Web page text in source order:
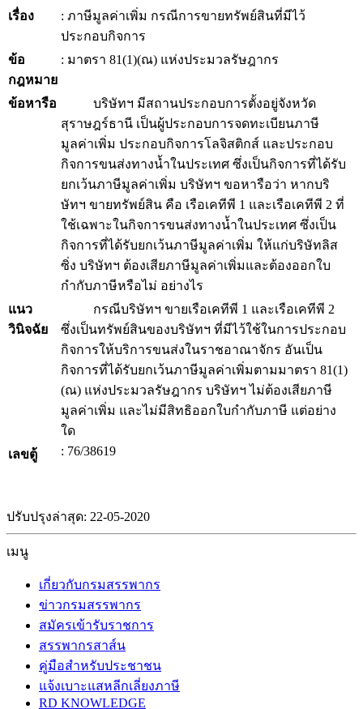
เรื่อง
: ภาษีมูลค่าเพิ่ม กรณีการขายทรัพย์สินที่มีไว้
ประกอบกิจการ
ข้อ
กฎหมาย
: มาตรา 81(1)(ณ) แห่งประมวลรัษฎากร
ข้อหารือ
บริษัทฯ มีสถานประกอบการตั้งอยู่จังหวัด
สุราษฎร์ธานี เป็นผู้ประกอบการจดทะเบียนภาษี
มูลค่าเพิ่ม ประกอบกิจการโลจิสติกส์ และประกอบ
กิจการขนส่งทางน้ำในประเทศ ซึ่งเป็นกิจการที่ได้รับ
ยกเว้นภาษีมูลค่าเพิ่ม บริษัทฯ ขอหารือว่า หากบริ
ษัทฯ ขายทรัพย์สิน คือ เรือเคทีพี 1 และเรือเคทีพี 2 ที่
ใช้เฉพาะในกิจการขนส่งทางน้ำในประเทศ ซึ่งเป็น
กิจการที่ได้รับยกเว้นภาษีมูลค่าเพิ่ม ให้แก่บริษัทลิส
ซิ่ง บริษัทฯ ต้องเสียภาษีมูลค่าเพิ่มและต้องออกใบ
กำกับภาษีหรือไม่ อย่างไร
แนว
วินิจฉัย
กรณีบริษัทฯ ขายเรือเคทีพี 1 และเรือเคทีพี 2
ซึ่งเป็นทรัพย์สินของบริษัทฯ ที่มีไว้ใช้ในการประกอบ
กิจการให้บริการขนส่งในราชอาณาจักร อันเป็น
กิจการที่ได้รับยกเว้นภาษีมูลค่าเพิ่มตามมาตรา 81(1)
(ณ) แห่งประมวลรัษฎากร บริษัทฯ ไม่ต้องเสียภาษี
มูลค่าเพิ่ม และไม่มีสิทธิออกใบกำกับภาษี แต่อย่าง
ใด
เลขตู้
: 76/38619
ปรับปรุงล่าสุด: 22-05-2020
เมนู
เกี่ยวกับกรมสรรพากร
ข่าวกรมสรรพากร
สมัครเข้ารับราชการ
สรรพากรสาส์น
คู่มือสำหรับประชาชน
แจ้งเบาะแสหลีกเลี่ยงภาษี
RD KNOWLEDGE